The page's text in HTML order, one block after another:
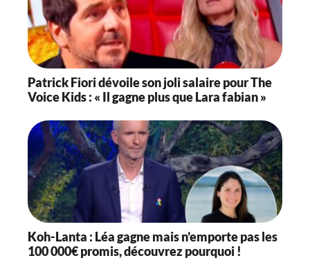
Patrick Fiori dévoile son joli salaire pour The
Voice Kids : « Il gagne plus que Lara fabian »
Koh-Lanta : Léa gagne mais n’emporte pas les
100 000€ promis, découvrez pourquoi !